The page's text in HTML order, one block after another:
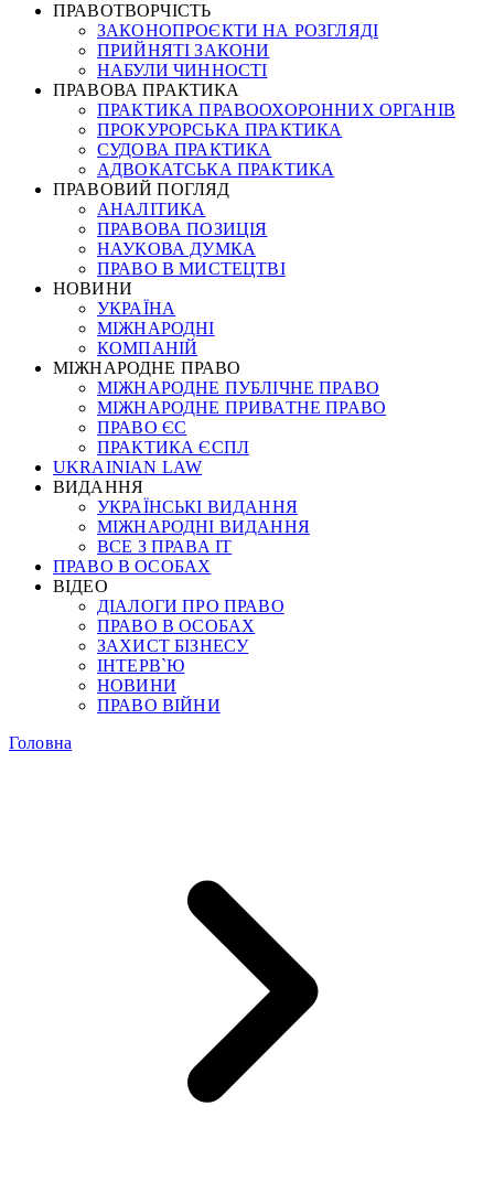
ПРАВОТВОРЧІСТЬ
ЗАКОНОПРОЄКТИ НА РОЗГЛЯДІ
ПРИЙНЯТІ ЗАКОНИ
НАБУЛИ ЧИННОСТІ
ПРАВОВА ПРАКТИКА
ПРАКТИКА ПРАВООХОРОННИХ ОРГАНІВ
ПРОКУРОРСЬКА ПРАКТИКА
СУДОВА ПРАКТИКА
АДВОКАТСЬКА ПРАКТИКА
ПРАВОВИЙ ПОГЛЯД
АНАЛІТИКА
ПРАВОВА ПОЗИЦІЯ
НАУКОВА ДУМКА
ПРАВО В МИСТЕЦТВІ
НОВИНИ
УКРАЇНА
МІЖНАРОДНІ
КОМПАНІЙ
МІЖНАРОДНЕ ПРАВО
МІЖНАРОДНЕ ПУБЛІЧНЕ ПРАВО
МІЖНАРОДНЕ ПРИВАТНЕ ПРАВО
ПРАВО ЄС
ПРАКТИКА ЄСПЛ
UKRAINIAN LAW
ВИДАННЯ
УКРАЇНСЬКІ ВИДАННЯ
МІЖНАРОДНІ ВИДАННЯ
ВСЕ З ПРАВА ІТ
ПРАВО В ОСОБАХ
ВІДЕО
ДІАЛОГИ ПРО ПРАВО
ПРАВО В ОСОБАХ
ЗАХИСТ БІЗНЕСУ
ІНТЕРВ`Ю
НОВИНИ
ПРАВО ВІЙНИ
Головна